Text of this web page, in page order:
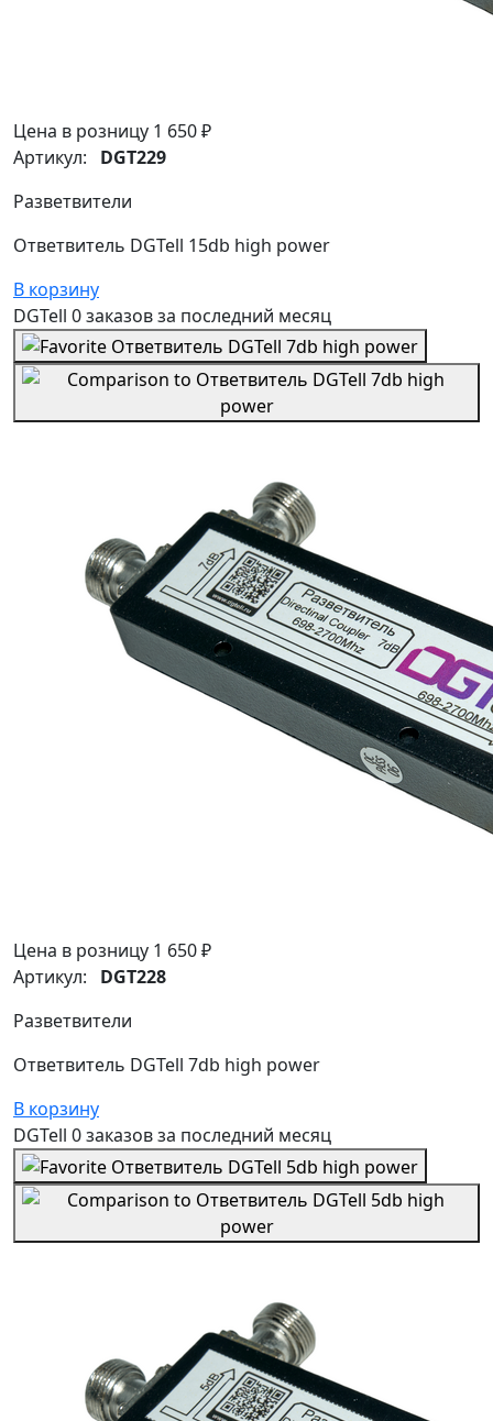
Цена в розницу 1 650 ₽
Артикул: DGT229
Разветвители
Ответвитель DGTell 15db high power
В корзину
DGTell 0 заказовза последний месяц
Цена в розницу 1 650 ₽
Артикул: DGT228
Разветвители
Ответвитель DGTell 7db high power
В корзину
DGTell 0 заказовза последний месяц